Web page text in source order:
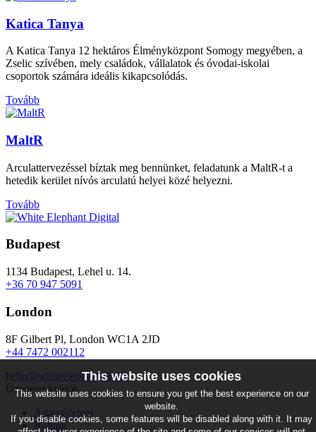
Katica Tanya
A Katica Tanya 12 hektáros Élményközpont Somogy megyében, a
Zselic szívében, mely családok, vállalatok és óvodai-iskolai
csoportok számára ideális kikapcsolódás.
Tovább
MaltR
Arculattervezéssel bíztak meg bennünket, feladatunk a MaltR-t a
hetedik kerület nívós arculatú helyei közé helyezni.
Tovább
Budapest
1134 Budapest, Lehel u. 14.
+36 70 947 5091
London
8F Gilbert Pl, London WC1A 2JD
+44 7472 002112
hello@whiteelephant.digital
Üzenetet küldök
Adatvédelem
Rólunk
This website uses cookies
This website uses cookies to ensure you get the best experience on our
website.
If you disable cookies, some features will be disabled along with it. It may